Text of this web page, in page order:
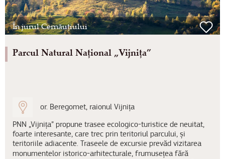
În jurul Cernăuțiului
Parcul Natural Național „Vijnița”
or. Beregomet, raionul Vijnița
PNN „Vijnița” propune trasee ecologico-turistice de neuitat,
foarte interesante, care trec prin teritoriul parcului, și
teritoriile adiacente. Traseele de excursie prevăd vizitarea
monumentelor istorico-arhitecturale, frumusețea fără